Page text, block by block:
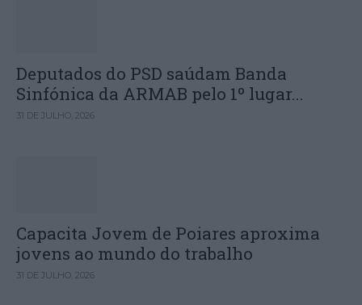
Deputados do PSD saúdam Banda
Sinfónica da ARMAB pelo 1º lugar...
31 DE JULHO, 2026
Capacita Jovem de Poiares aproxima
jovens ao mundo do trabalho
31 DE JULHO, 2026